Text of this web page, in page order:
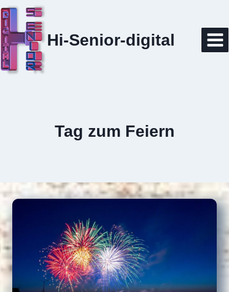
Zum
Inhalt
springen
Hi-Senior-digital
Tag zum Feiern